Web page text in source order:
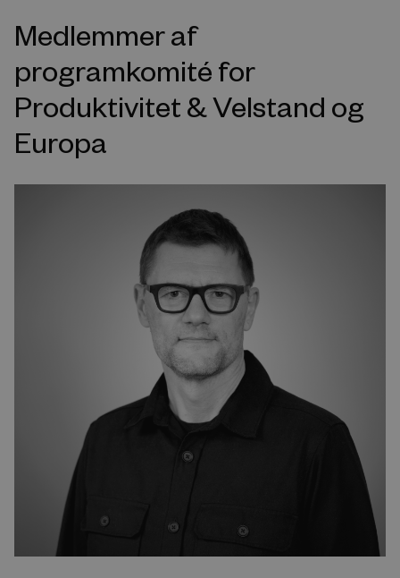
Medlemmer af
programkomité for
Produktivitet & Velstand og
Europa